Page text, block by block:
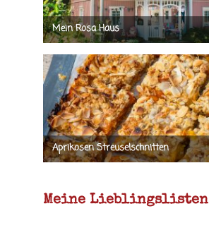
Meine Lieblingslisten